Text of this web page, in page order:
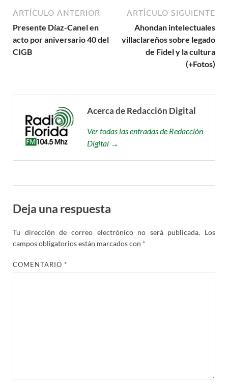
ARTÍCULO ANTERIOR
Presente Díaz-Canel en
acto por aniversario 40 del
CIGB
ARTÍCULO SIGUIENTE
Ahondan intelectuales
villaclareños sobre legado
de Fidel y la cultura
(+Fotos)
Acerca de Redacción Digital
Ver todas las entradas de Redacción
Digital →
Deja una respuesta
Tu dirección de correo electrónico no será publicada. Los
campos obligatorios están marcados con *
COMENTARIO*